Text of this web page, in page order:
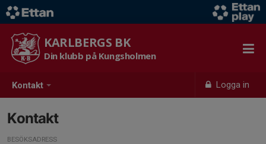
Kontakt Logga in
KARLBERGS BK
Din klubb på Kungsholmen
Kontakt
BESÖKSADRESS